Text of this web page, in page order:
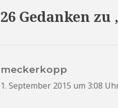
26 Gedanken
meckerkopp
1. September 2015 um 3:08